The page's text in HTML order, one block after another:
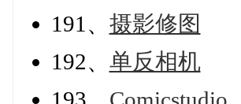
191、 摄影修图
192、 单反相机